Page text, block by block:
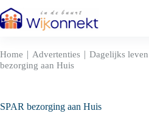
naar
de
Home | Advertenties | Dagelijks leven
bezorging aan Huis
SPAR bezorging aan Huis